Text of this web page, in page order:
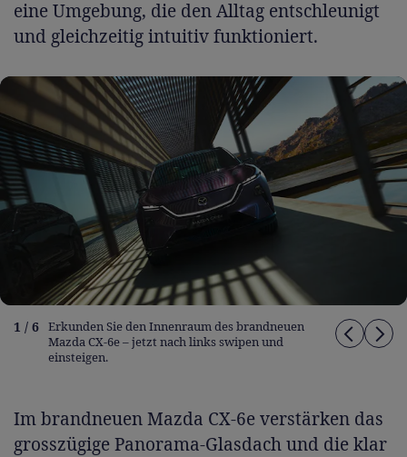
eine Umgebung, die den Alltag entschleunigt
und gleichzeitig intuitiv funktioniert.
1 / 6 Erkunden Sie den Innenraum des brandneuen
Mazda CX-6e – jetzt nach links swipen und
einsteigen.
Im brandneuen Mazda CX-6e verstärken das
grosszügige Panorama-Glasdach und die klar